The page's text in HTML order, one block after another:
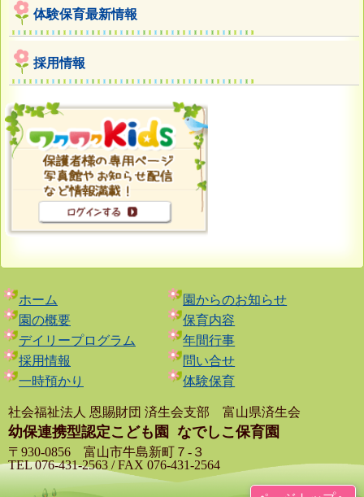
体験保育最新情報
採用情報
ホーム
園からのお知らせ
園の概要
保育内容
デイリープログラム
年間行事
採用情報
問い合せ
一時預かり
体験保育
社会福祉法人 恩賜財団 済生会支部 富山県済生会
幼保連携型認定こども園 なでしこ保育園
〒930-0856 富山市牛島新町７-３
TEL 076-431-2563 / FAX 076-431-2564